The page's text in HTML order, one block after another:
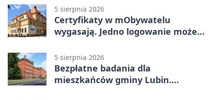
5 sierpnia 2026
Certyfikaty w mObywatelu
wygasają. Jedno logowanie może
5 sierpnia 2026
Bezpłatne badania dla
mieszkańców gminy Lubin.